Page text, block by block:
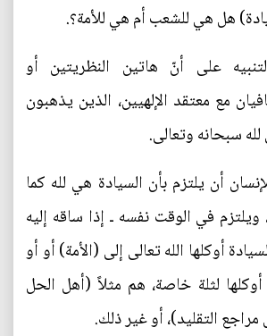
هل هي للشعب أم هي للأمة؟.
على أنّ هاتين النظريتين أو
مع معتقد الإلهيين، الذين يذهبون
سبحانه وتعالى.
أن يلتزم بأن السيادة هي لله كما
في الوقت نفسه ـ إذا ساقه إليه
أوكلها الله تعالى إلى (الأمة) أو أو
لثلة خاصة، هم مثلاً (أهل الحل
التقليد)، أو غير ذلك.